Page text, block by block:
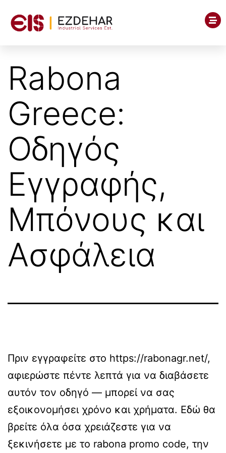
Rabona
Greece:
Οδηγός
Εγγραφής,
Μπόνους και
Ασφάλεια
Πριν εγγραφείτε στο https://rabonagr.net/,
αφιερώστε πέντε λεπτά για να διαβάσετε
αυτόν τον οδηγό — μπορεί να σας
εξοικονομήσει χρόνο και χρήματα. Εδώ θα
βρείτε όλα όσα χρειάζεστε για να
ξεκινήσετε με το rabona promo code, την